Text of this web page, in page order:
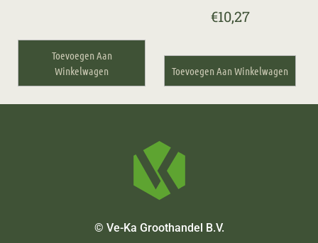
Toevoegen Aan
Winkelwagen
€10,27
Toevoegen Aan Winkelwagen
© Ve-Ka Groothandel B.V.